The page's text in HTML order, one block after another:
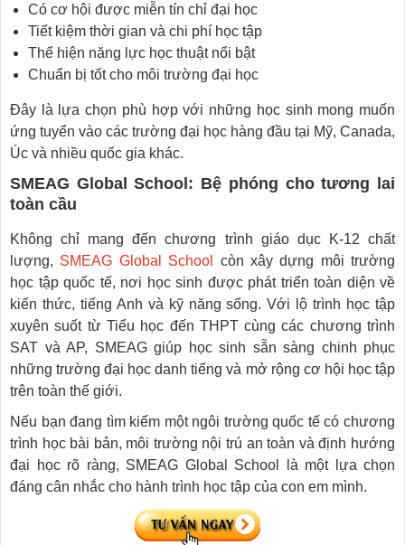
Có cơ hội được miễn tín chỉ đại học
Tiết kiệm thời gian và chi phí học tập
Thể hiện năng lực học thuật nổi bật
Chuẩn bị tốt cho môi trường đại học
Đây là lựa chọn phù hợp với những học sinh mong muốn
ứng tuyển vào các trường đại học hàng đầu tại Mỹ, Canada,
Úc và nhiều quốc gia khác.
SMEAG Global School: Bệ phóng cho tương lai
toàn cầu
Không chỉ mang đến chương trình giáo dục K-12 chất
lượng, SMEAG Global School
còn xây dựng môi trường
học tập quốc tế, nơi học sinh được phát triển toàn diện về
kiến thức, tiếng Anh và kỹ năng sống. Với lộ trình học tập
xuyên suốt từ Tiểu học đến THPT cùng các chương trình
SAT và AP, SMEAG giúp học sinh sẵn sàng chinh phục
những trường đại học danh tiếng và mở rộng cơ hội học tập
trên toàn thế giới.
Nếu bạn đang tìm kiếm một ngôi trường quốc tế có chương
trình học bài bản, môi trường nội trú an toàn và định hướng
đại học rõ ràng, SMEAG Global School là một lựa chọn
đáng cân nhắc cho hành trình học tập của con em mình.